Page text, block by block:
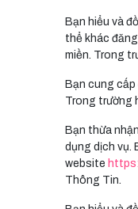
Bạn hiểu và
thể khác
miền. Trong
Bạn cung
Trong trường
Bạn thừa
dụng dịch vụ.
website
Thông Tin.